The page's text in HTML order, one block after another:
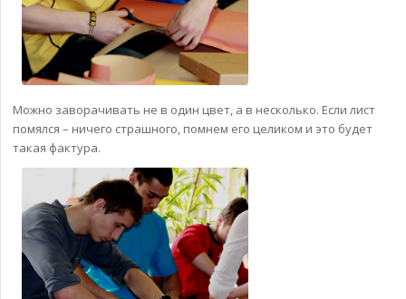
Можно заворачивать не в один цвет, а в несколько. Если лист
помялся – ничего страшного, помнем его целиком и это будет
такая фактура.